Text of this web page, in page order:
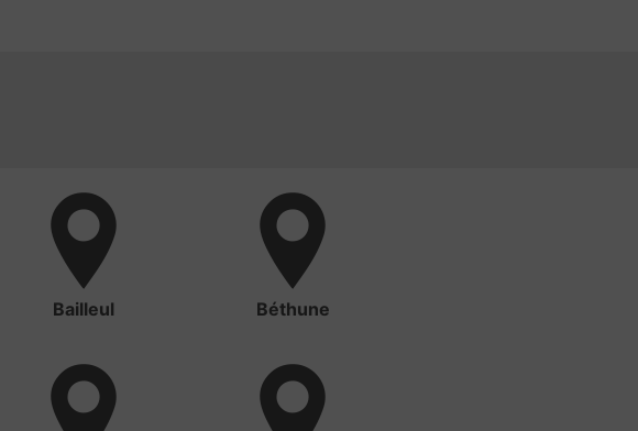
Bailleul Béthune